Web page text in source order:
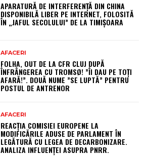
APARATURĂ DE INTERFERENȚĂ DIN CHINA
DISPONIBILĂ LIBER PE INTERNET, FOLOSITĂ
ÎN „JAFUL SECOLULUI” DE LA TIMIȘOARA
AFACERI
FOLHA, OUT DE LA CFR CLUJ DUPĂ
ÎNFRÂNGEREA CU TROMSØ! ”ÎI DAU PE TOȚI
AFARĂ!”. DOUĂ NUME ”SE LUPTĂ” PENTRU
POSTUL DE ANTRENOR
AFACERI
REACȚIA COMISIEI EUROPENE LA
MODIFICĂRILE ADUSE DE PARLAMENT ÎN
LEGĂTURĂ CU LEGEA DE DECARBONIZARE.
ANALIZA INFLUENȚEI ASUPRA PNRR.